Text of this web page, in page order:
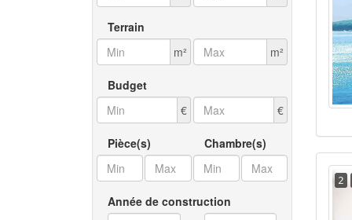
Terrain
m²
m²
Budget
€
€
Pièce(s) Chambre(s)
Année de construction
2